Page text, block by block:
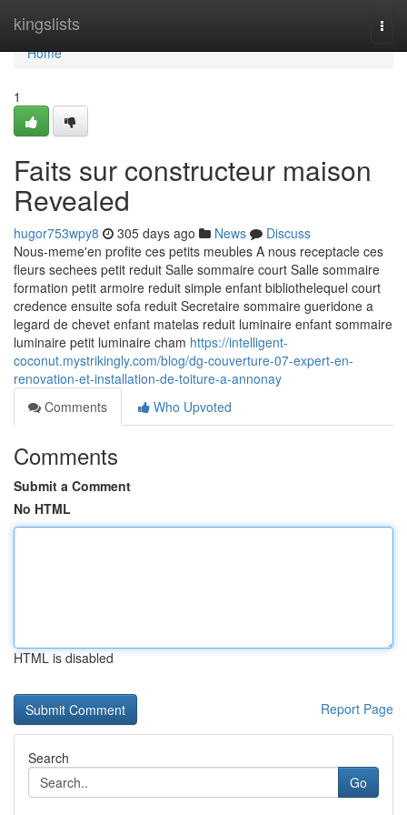
kingslists
Home
Home
1
Faits sur constructeur maison
Revealed
hugor753wpy8 305 days ago News
Discuss
Nous-meme'en profite ces petits meubles A nous receptacle ces
fleurs sechees petit reduit Salle sommaire court Salle sommaire
formation petit armoire reduit simple enfant bibliothelequel court
credence ensuite sofa reduit Secretaire sommaire gueridone a
legard de chevet enfant matelas reduit luminaire enfant sommaire
luminaire petit luminaire cham https://intelligent-
coconut.mystrikingly.com/blog/dg-couverture-07-expert-en-
renovation-et-installation-de-toiture-a-annonay
Comments
Who Upvoted
Comments
Submit a Comment
No HTML
HTML is disabled
Report Page
Search
Go